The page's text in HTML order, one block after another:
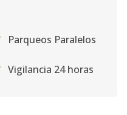
Parqueos Paralelos
Vigilancia 24 horas